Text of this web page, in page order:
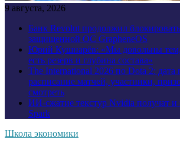
9 августа, 2026
Банк Revolut продолжил
защищенной ОС GrapheneOS
Юрий Кушнарёв: «Мы довольны
есть резерв и глубина состава»
The International 2026 по Dota 2: дата
расписание матчей, участники,
смотреть
ИИ-сжатие текстур Nvidia получат
Spark
Школа экономики